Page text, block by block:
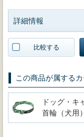
詳細情報
比較する
この商品が属するカ
ドッグ・キ
首輪（犬用）